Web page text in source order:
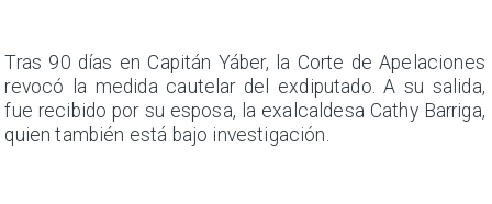
Tras 90 días en Capitán Yáber, la Corte de Apelaciones
revocó la medida cautelar del exdiputado. A su salida,
fue recibido por su esposa, la exalcaldesa Cathy Barriga,
quien también está bajo investigación.